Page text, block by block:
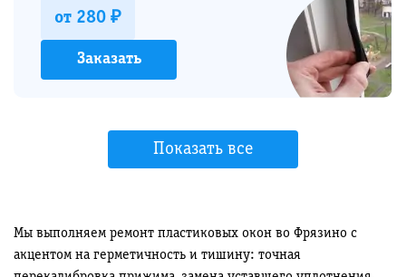
от 280 ₽
Заказать
Показать все
Мы выполняем ремонт пластиковых окон во Фрязино с
акцентом на герметичность и тишину: точная